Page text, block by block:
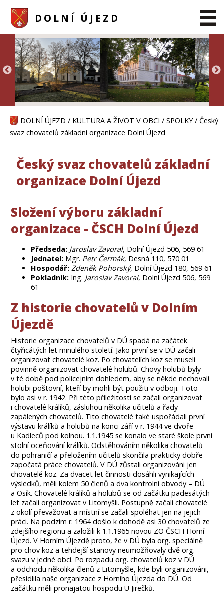
DOLNÍ ÚJEZD
DOLNÍ ÚJEZD / KULTURA A ŽIVOT V OBCI /SPOLKY/ Český
svaz chovatelů základní organizace Dolní Újezd
Český svaz chovatelů základní
organizace Dolní Újezd
Složení výboru základní
organizace - ČSCH Dolní Újezd
Předseda: Jaroslav Zavoral, Dolní Újezd 506, 569 61
Jednatel:Mgr. Petr Čermák, Desná 110, 570 01
Hospodář: Zdeněk Pohorský, Dolní Újezd 180, 569 61
Pokladník:Ing. Jaroslav Zavoral, Dolní Újezd 506, 569
61
Z historie chovatelů v Dolním
Újezdě
Historie organizace chovatelů v DÚ spadá na začátek
čtyřicátých let minulého století. Jako první se v DÚ začali
organizovat chovatelé koz. Po chovatelích koz se museli
povinně organizovat chovatelé holubů. Chovy holubů byly
v té době pod policejním dohledem, aby se někde nechovali
holubi poštovní, kteří by mohli být použiti v odboji. Toto
bylo asi v r. 1942. Při této příležitosti se začali organizovat
i chovatelé králíků, zásluhou několika učitelů a řady
zapálených chovatelů. Tito chovatelé také uspořádali první
výstavu králíků a holubů na konci září v r. 1944 ve dvoře
u Kadleců pod kolnou. 1.1.1945 se konalo ve staré škole první
stolní oceňování králíků. Odstěhováním několika chovatelů
do pohraničí a přeložením učitelů skončila prakticky dobře
započatá práce chovatelů. V DÚ zůstali organizováni jen
chovatelé koz. Za dvacet let činnosti dosáhli vynikajících
výsledků, měli kolem 50 členů a dva kontrolní obvody – DÚ
a Osík. Chovatelé králíků a holubů se od začátku padesátých
let začali organizovat v Litomyšli. Postupně začali chovatelé
z okolí převažovat a místní se začali spoléhat jen na jejich
práci. Na podzim r. 1964 došlo k dohodě asi 30 chovatelů ze
zdejšího regionu a založili k 1.1.1965 novou ZO ČSCH Horní
Újezd. V Horním Újezdě proto, že v DÚ byla org. speciálně
pro chov koz a tehdejší stanovy neumožňovaly dvě org.
svazu v jedné obci. Po rozpadu org. chovatelů koz v DÚ
a odchodu několika členů z Litomyšle, kde byli organizováni,
přesídlila naše organizace z Horního Újezda do DÚ. Od
začátku měli pronajatou hospodu U Jirečků.